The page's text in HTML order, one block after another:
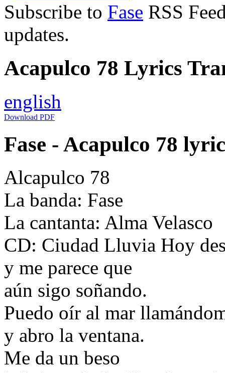
Subscribe to Fase RSS
updates.
Acapulco 78 Lyrics
english
Download PDF
Fase - Acapulco 78
Alcapulco 78
La banda: Fase
La cantanta: Alma Velasco
CD: Ciudad Lluvia Hoy
y me parece que
aún sigo soñando.
Puedo oír al mar
y abro la ventana.
Me da un beso